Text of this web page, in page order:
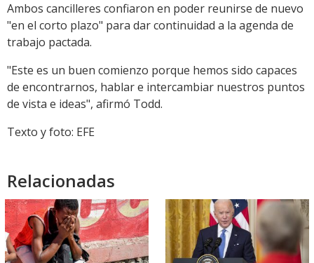
Ambos cancilleres confiaron en poder reunirse de nuevo
"en el corto plazo" para dar continuidad a la agenda de
trabajo pactada.
"Este es un buen comienzo porque hemos sido capaces
de encontrarnos, hablar e intercambiar nuestros puntos
de vista e ideas", afirmó Todd.
Texto y foto: EFE
Relacionadas